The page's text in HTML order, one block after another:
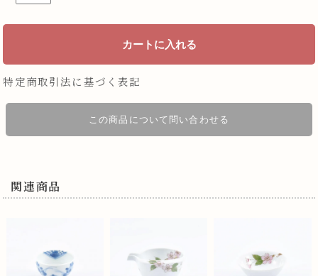
特定商取引法に基づく表記
この商品について問い合わせる
関連商品